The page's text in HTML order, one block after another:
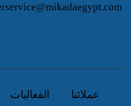
عملائنا الفعاليات